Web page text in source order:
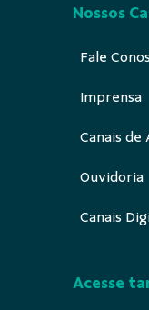
Nossos
Fale
Imprensa
Canais
Ouvidoria
Canais
Acesse